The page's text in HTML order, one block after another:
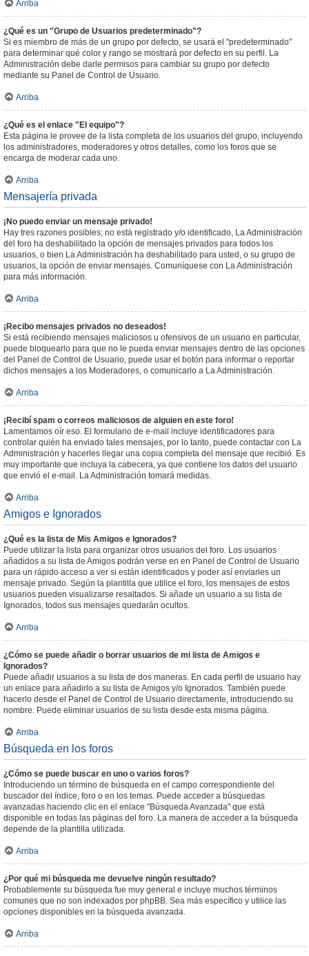
Arriba
¿Qué es un "Grupo de Usuarios predeterminado"?
Si es miembro de más de un grupo por defecto, se usará el "predeterminado"
para determinar qué color y rango se mostrará por defecto en su perfil. La
Administración debe darle permisos para cambiar su grupo por defecto
mediante su Panel de Control de Usuario.
Arriba
¿Qué es el enlace "El equipo"?
Esta página le provee de la lista completa de los usuarios del grupo, incluyendo
los administradores, moderadores y otros detalles, como los foros que se
encarga de moderar cada uno.
Arriba
Mensajería privada
¡No puedo enviar un mensaje privado!
Hay tres razones posibles; no está registrado y/o identificado, La Administración
del foro ha deshabilitado la opción de mensajes privados para todos los
usuarios, o bien La Administración ha deshabilitado para usted, o su grupo de
usuarios, la opción de enviar mensajes. Comuníquese con La Administración
para más información.
Arriba
¡Recibo mensajes privados no deseados!
Si está recibiendo mensajes maliciosos u ofensivos de un usuario en particular,
puede bloquearlo para que no le pueda enviar mensajes dentro de las opciones
del Panel de Control de Usuario, puede usar el botón para informar o reportar
dichos mensajes a los Moderadores, o comunicarlo a La Administración.
Arriba
¡Recibí spam o correos maliciosos de alguien en este foro!
Lamentamos oír eso. El formulario de e-mail incluye identificadores para
controlar quién ha enviado tales mensajes, por lo tanto, puede contactar con La
Administración y hacerles llegar una copia completa del mensaje que recibió. Es
muy importante que incluya la cabecera, ya que contiene los datos del usuario
que envió el e-mail. La Administración tomará medidas.
Arriba
Amigos e Ignorados
¿Qué es la lista de Mis Amigos e Ignorados?
Puede utilizar la lista para organizar otros usuarios del foro. Los usuarios
añadidos a su lista de Amigos podrán verse en en Panel de Control de Usuario
para un rápido acceso a ver si están identificados y poder así enviarles un
mensaje privado. Según la plantilla que utilice el foro, los mensajes de estos
usuarios pueden visualizarse resaltados. Si añade un usuario a su lista de
Ignorados, todos sus mensajes quedarán ocultos.
Arriba
¿Cómo se puede añadir o borrar usuarios de mi lista de Amigos e
Ignorados?
Puede añadir usuarios a su lista de dos maneras. En cada perfil de usuario hay
un enlace para añadirlo a su lista de Amigos y/o Ignorados. También puede
hacerlo desde el Panel de Control de Usuario directamente, introduciendo su
nombre. Puede eliminar usuarios de su lista desde esta misma página.
Arriba
Búsqueda en los foros
¿Cómo se puede buscar en uno o varios foros?
Introduciendo un término de búsqueda en el campo correspondiente del
buscador del índice, foro o en los temas. Puede acceder a búsquedas
avanzadas haciendo clic en el enlace "Búsqueda Avanzada" que está
disponible en todas las páginas del foro. La manera de acceder a la búsqueda
depende de la plantilla utilizada.
Arriba
¿Por qué mi búsqueda me devuelve ningún resultado?
Probablemente su búsqueda fue muy general e incluye muchos términos
comunes que no son indexados por phpBB. Sea más específico y utilice las
opciones disponibles en la búsqueda avanzada.
Arriba